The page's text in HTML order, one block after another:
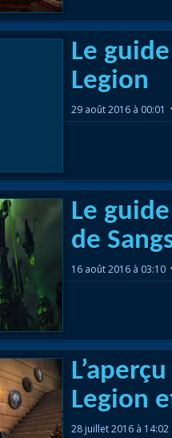
le vol
Uldum
Val
Le
Legion
29 août 2016 à 00:01
Le
de
16 août 2016 à 03:10
Legion
28 juillet 2016 à 14:02